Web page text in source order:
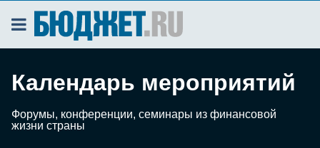
Календарь мероприятий
Форумы, конференции, семинары из финансовой
жизни страны